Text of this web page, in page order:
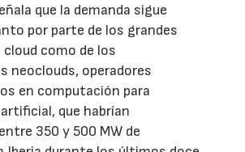
que la demanda sigue
por parte de los grandes
cloud como de los
neoclouds, operadores
en computación para
que habrían
350 y 500 MW de